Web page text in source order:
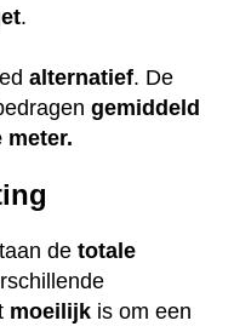
.
alternatief. De
gemiddeld
meter.
de totale
moeilijk is om een